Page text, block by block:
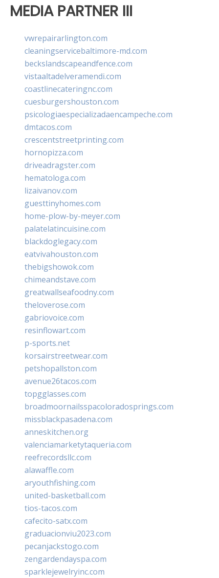
MEDIA PARTNER III
vwrepairarlington.com
cleaningservicebaltimore-md.com
beckslandscapeandfence.com
vistaaltadelveramendi.com
coastlinecateringnc.com
cuesburgershouston.com
psicologiaespecializadaencampeche.com
dmtacos.com
crescentstreetprinting.com
hornopizza.com
driveadragster.com
hematologa.com
lizaivanov.com
guesttinyhomes.com
home-plow-by-meyer.com
palatelatincuisine.com
blackdoglegacy.com
eatvivahouston.com
thebigshowok.com
chimeandstave.com
greatwallseafoodny.com
theloverose.com
gabriovoice.com
resinflowart.com
p-sports.net
korsairstreetwear.com
petshopallston.com
avenue26tacos.com
topgglasses.com
broadmoornailsspacoloradosprings.com
missblackpasadena.com
anneskitchen.org
valenciamarketytaqueria.com
reefrecordsllc.com
alawaffle.com
aryouthfishing.com
united-basketball.com
tios-tacos.com
cafecito-satx.com
graduacionviu2023.com
pecanjackstogo.com
zengardendayspa.com
sparklejewelryinc.com